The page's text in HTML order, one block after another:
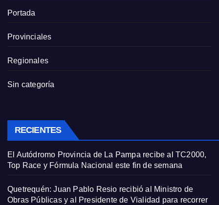
Portada
Provinciales
Regionales
Sin categoría
RECIENTES
El Autódromo Provincia de La Pampa recibe al TC2000,
Top Race y Fórmula Nacional este fin de semana
Quetrequén: Juan Pablo Resio recibió al Ministro de
Obras Públicas y al Presidente de Vialidad para recorrer